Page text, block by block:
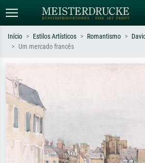
impressionismo, onda de Hokusai, nu.
Descreva
abstrato
a óleo
Início Estilos Artísticos Romantismo
Um mercado francês